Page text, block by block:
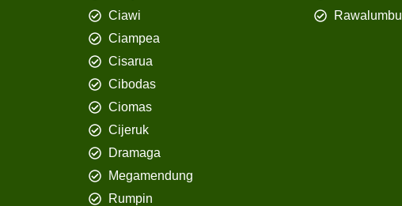
Ciawi
Ciampea
Cisarua
Cibodas
Ciomas
Cijeruk
Dramaga
Megamendung
Rumpin
Rawalumbu